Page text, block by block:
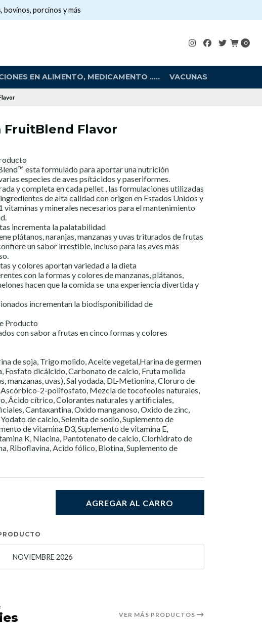
0
EN ALIMENTO, MEDICAMENTO ..... VACUNAS
bovinos, porcinos y más
FruitBlend Flavor
esta formulado para aportar una nutrición
especies de aves psítácidos y paseriformes.
y completa en cada pellet , las formulaciones utilizadas
de alta calidad con origen en Estados Unidos y
vitaminas y minerales necesarios para el mantenimiento
incrementa la palatabilidad
plátanos, naranjas, manzanas y uvas triturados de frutas
un sabor irrestible, incluso para las aves más
y colores aportan variedad a la dieta
con la formas y colores de manzanas, plátanos,
hacen que la comida se una experiencia divertida y
incrementan la biodisponibilidad de
Producto
con sabor a frutas en cinco formas y colores
de soja, Trigo molido, Aceite vegetal,Harina de germen
Fosfato dicálcido, Carbonato de calcio, Fruta molida
manzanas, uvas), Sal yodada, DL-Metionina, Cloruro de
Ascórbico-2-polifosfato, Mezcla de tocofeoles naturales,
Ácido cítrico, Colorantes naturales y artificiales,
Cantaxantina, Oxido manganoso, Oxido de zinc,
de calcio, Selenita de sodio, Suplemento de
de vitamina D3, Suplemento de vitamina E,
K, Niacina, Pantotenato de calcio, Clorhidrato de
Riboflavina, Acido fólico, Biotina, Suplemento de
AGREGAR AL CARRO
NOVIEMBRE 2026
VER MÁS PRODUCTOS